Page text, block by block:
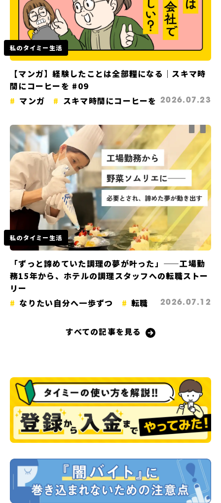
私のタイミー生活
【マンガ】経験したことは全部糧になる｜スキマ時
間にコーヒーを #09
マンガ
スキマ時間にコーヒーを 2026.07.23
私のタイミー生活
「ずっと諦めていた調理の夢が叶った」——工場勤
務15年から、ホテルの調理スタッフへの転職ストー
リー
なりたい自分へ一歩ずつ
転職 2026.07.12
すべての記事を見る